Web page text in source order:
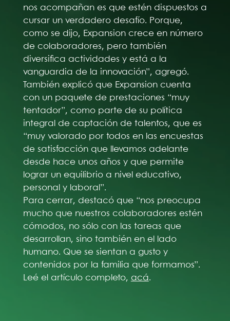
nos acompañan es que estén dispuestos a
cursar un verdadero desafío. Porque,
como se dijo, Expansion crece en número
de colaboradores, pero también
diversifica actividades y está a la
vanguardia de la innovación”, agregó.
También explicó que Expansion cuenta
con un paquete de prestaciones “muy
tentador”, como parte de su política
integral de captación de talentos, que es
“muy valorado por todos en las encuestas
de satisfacción que llevamos adelante
desde hace unos años y que permite
lograr un equilibrio a nivel educativo,
personal y laboral”.
Para cerrar, destacó que “nos preocupa
mucho que nuestros colaboradores estén
cómodos, no sólo con las tareas que
desarrollan, sino también en el lado
humano. Que se sientan a gusto y
contenidos por la familia que formamos”.
Leé el artículo completo, acá.